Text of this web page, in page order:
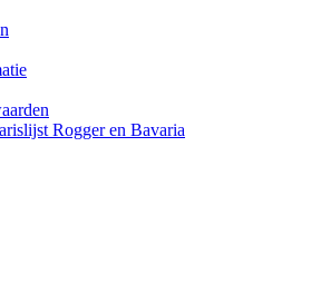
Rogger en Bavaria